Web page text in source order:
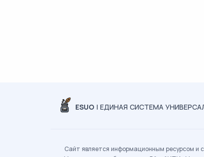
ESUO | ЕДИНАЯ СИСТЕМА
Сайт является информационным ресурсом и